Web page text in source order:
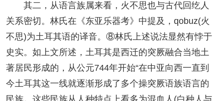
其二，从语言族属来看，火不思也与古代回纥人
关系密切。林氏在《东亚乐器考》中提及，qobuz(火
不思)为土耳其语的译音。⑧林氏上述说法显然有悖于
史实。如上文所述，土耳其是西迁的突厥融合当地土
著居民形成的，从公元744年开始“在中亚向西一直到
今土耳其这一线就逐渐形成了多个操突厥语族语言的
民族。这些民族从人种特点上看多为混血人(白种人与